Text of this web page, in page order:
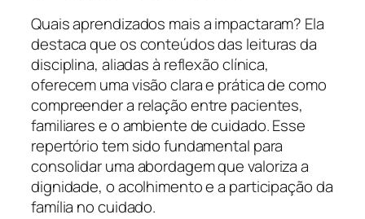
Quais aprendizados mais a impactaram? Ela
destaca que os conteúdos das leituras da
disciplina, aliadas à reflexão clínica,
oferecem uma visão clara e prática de como
compreender a relação entre pacientes,
familiares e o ambiente de cuidado. Esse
repertório tem sido fundamental para
consolidar uma abordagem que valoriza a
dignidade, o acolhimento e a participação da
família no cuidado.